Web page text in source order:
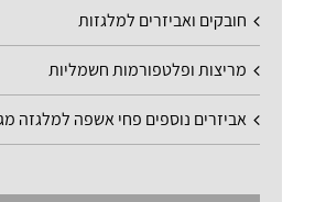
חובקים ואביזרים למלגזות
מריצות ופלטפורמות חשמליות
אביזרים נוספים פחי אשפה למלגזה